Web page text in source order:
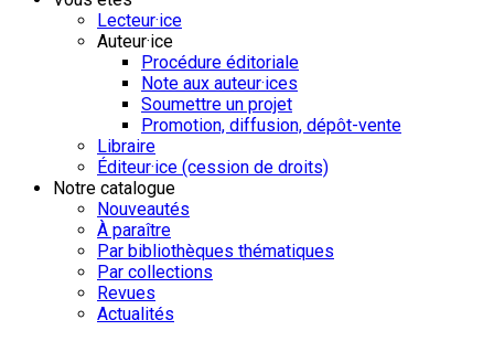
Lecteur·ice
Auteur·ice
Procédure éditoriale
Note aux auteur·ices
Soumettre un projet
Promotion, diffusion, dépôt-vente
Libraire
Éditeur·ice (cession de droits)
Notre catalogue
Nouveautés
À paraître
Par bibliothèques thématiques
Par collections
Revues
Actualités